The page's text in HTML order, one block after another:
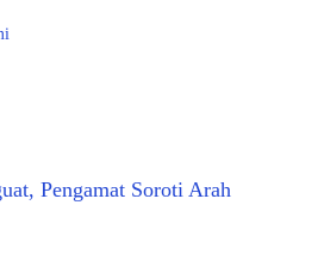
Pengamat Soroti Arah